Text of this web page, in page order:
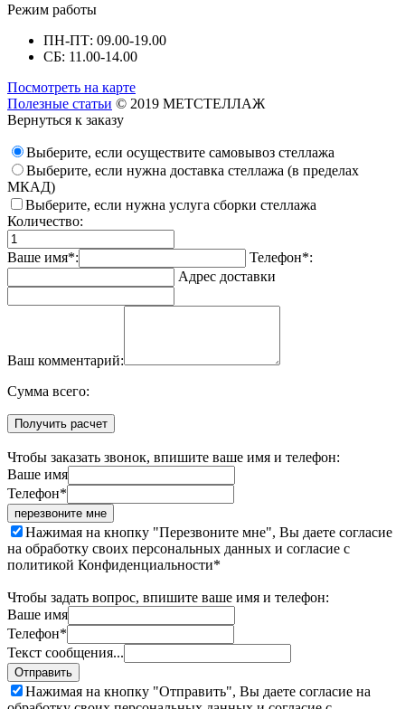
Режим работы
ПН-ПТ: 09.00-19.00
СБ: 11.00-14.00
Посмотреть на карте
Полезные статьи © 2019 МЕТСТЕЛЛАЖ
Вернуться к заказу
Выберите, если осуществите самовывоз стеллажа
Выберите, если нужна доставка стеллажа (в пределах
МКАД)
Выберите, если нужна услуга сборки стеллажа
Количество:
Ваше имя*:
Телефон*:
Адрес доставки
Ваш комментарий:
Cумма всего:
Получить расчет
Чтобы заказать звонок, впишите ваше имя и телефон:
Ваше имя
Телефон*
перезвоните мне
Нажимая на кнопку "Перезвоните мне", Вы даете согласие
на обработку своих персональных данных и согласие с
политикой Конфиденциальности*
Чтобы задать вопрос, впишите ваше имя и телефон:
Ваше имя
Телефон*
Текст сообщения...
Отправить
Нажимая на кнопку "Отправить", Вы даете согласие на